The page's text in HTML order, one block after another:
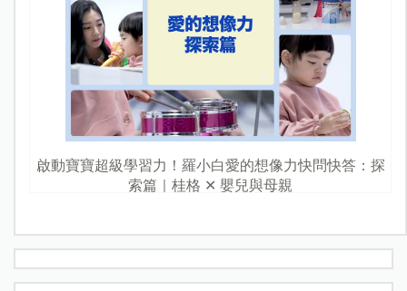
啟動寶寶超級學習力！羅小白愛的想像力快問快答：探
索篇｜桂格 ✕ 嬰兒與母親